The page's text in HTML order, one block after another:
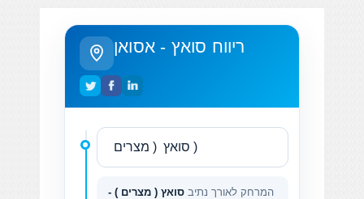
ריווח סואץ - אסואן
המרחק לאורך נתיב סואץ ( מצרים ) -